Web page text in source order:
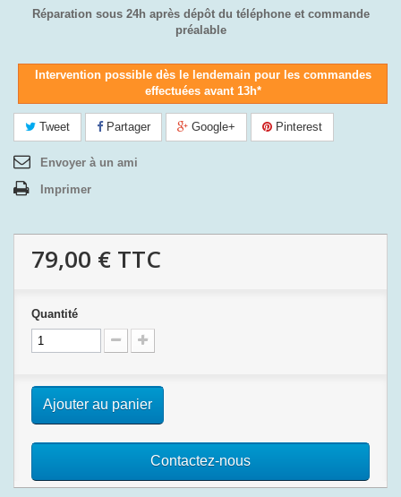
Réparation sous 24h après dépôt du téléphone et commande
préalable
Intervention possible dès le lendemain pour les commandes
effectuées avant 13h*
Tweet Partager Google+ Pinterest
Envoyer à un ami
Imprimer
79,00 € TTC
Quantité
Ajouter au panier
Contactez-nous